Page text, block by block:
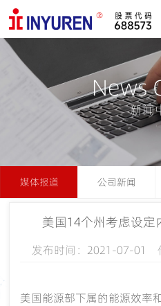
News
新闻
媒体报道 公司新闻
美国14个州考虑设定
发布时间：2021-07-01
美国能源部下属的能源效率